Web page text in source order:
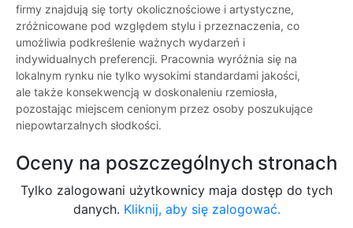
firmy znajdują się torty okolicznościowe i artystyczne,
zróżnicowane pod względem stylu i przeznaczenia, co
umożliwia podkreślenie ważnych wydarzeń i
indywidualnych preferencji. Pracownia wyróżnia się na
lokalnym rynku nie tylko wysokimi standardami jakości,
ale także konsekwencją w doskonaleniu rzemiosła,
pozostając miejscem cenionym przez osoby poszukujące
niepowtarzalnych słodkości.
Oceny na poszczególnych stronach
Tylko zalogowani użytkownicy maja dostęp do tych
danych. Kliknij, aby się zalogować.